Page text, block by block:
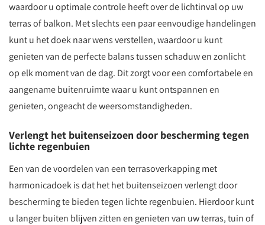
waardoor u optimale controle heeft over de lichtinval op uw
terras of balkon. Met slechts een paar eenvoudige handelingen
kunt u het doek naar wens verstellen, waardoor u kunt
genieten van de perfecte balans tussen schaduw en zonlicht
op elk moment van de dag. Dit zorgt voor een comfortabele en
aangename buitenruimte waar u kunt ontspannen en
genieten, ongeacht de weersomstandigheden.
Verlengt het buitenseizoen door bescherming tegen
lichte regenbuien
Een van de voordelen van een terrasoverkapping met
harmonicadoek is dat het het buitenseizoen verlengt door
bescherming te bieden tegen lichte regenbuien. Hierdoor kunt
u langer buiten blijven zitten en genieten van uw terras, tuin of